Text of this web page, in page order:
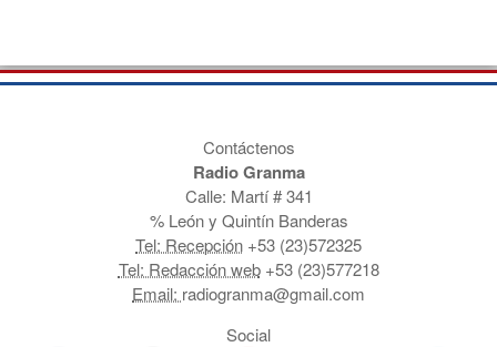
Contáctenos
Radio Granma
Calle: Martí # 341
% León y Quintín Banderas
Tel: Recepción +53 (23)572325
Tel: Redacción web+53 (23)577218
Email: radiogranma@gmail.com
Social